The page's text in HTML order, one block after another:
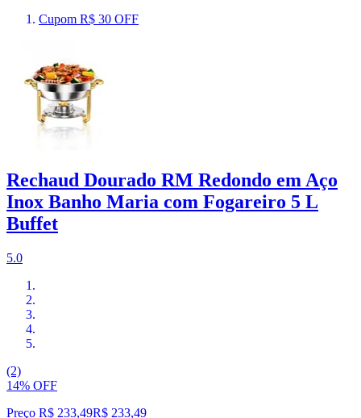
Cupom R$ 30 OFF
Rechaud Dourado RM Redondo em Aço
Inox Banho Maria com Fogareiro 5 L
Buffet
5.0
(2)
14% OFF
Preço R$ 233,49R$ 233,49